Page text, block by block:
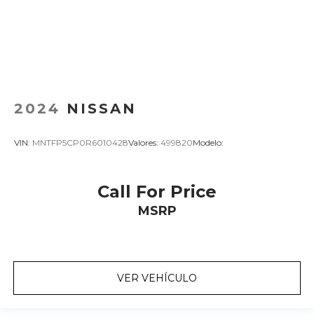
2024 NISSAN
VIN: MNTFP5CP0R6010428Valores: 499820Modelo:
Call For Price
MSRP
VER VEHÍCULO